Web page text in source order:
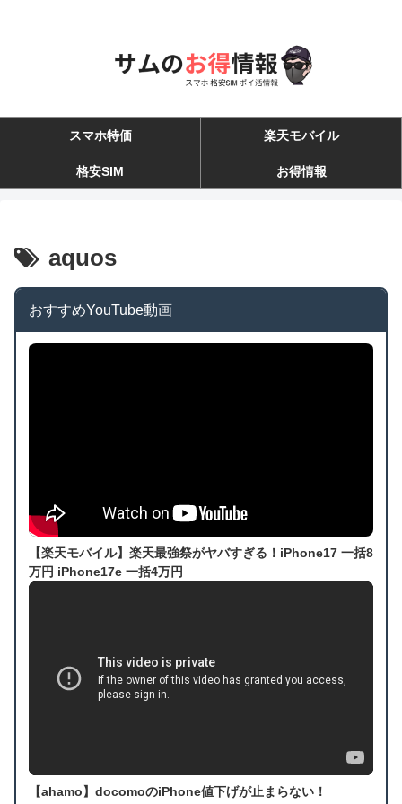
スマホ特価 楽天モバイル
格安SIM お得情報
aquos
おすすめYouTube動画
【楽天モバイル】楽天最強祭がヤバすぎる！iPhone17 一括8
万円 iPhone17e 一括4万円
【ahamo】docomoのiPhone値下げが止まらない！